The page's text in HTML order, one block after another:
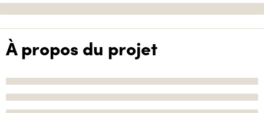
À propos du projet